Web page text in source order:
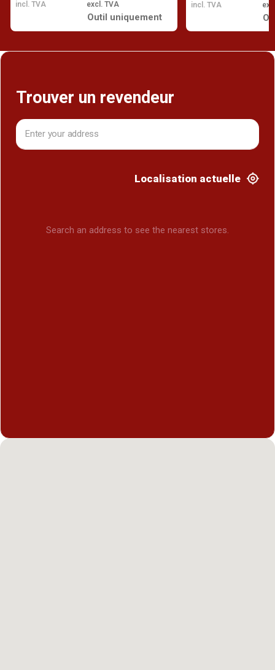
excl. TVA
incl. TVA
Outil uniquement
incl. TVA
Trouver un revendeur
Localisation actuelle
Search an address to see the nearest stores.